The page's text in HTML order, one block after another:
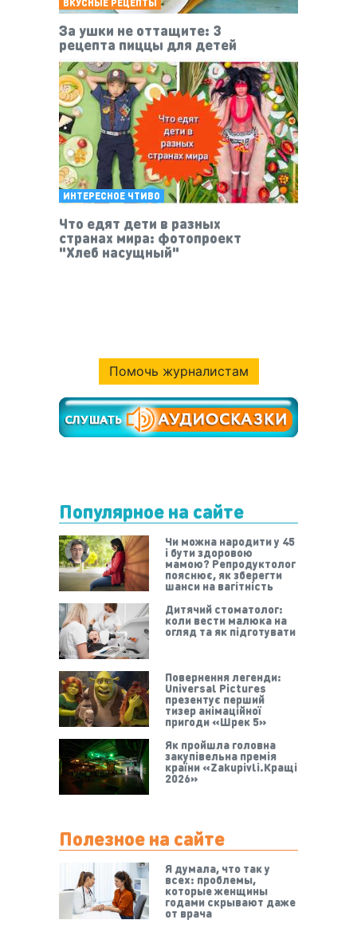
ВКУСНЫЕ РЕЦЕПТЫ
За ушки не оттащите: 3
рецепта пиццы для детей
ИНТЕРЕСНОЕ ЧТИВО
Что едят дети в разных
странах мира: фотопроект
"Хлеб насущный"
Помочь журналистам
Популярное на сайте
Чи можна народити у 45
і бути здоровою
мамою? Репродуктолог
пояснює, як зберегти
шанси на вагітність
Дитячий стоматолог:
коли вести малюка на
огляд та як підготувати
Повернення легенди:
Universal Pictures
презентує перший
тизер анімаційної
пригоди «Шрек 5»
Як пройшла головна
закупівельна премія
країни «Zakupivli.Кращі
2026»
Полезное на сайте
Я думала, что так у
всех: проблемы,
которые женщины
годами скрывают даже
от врача